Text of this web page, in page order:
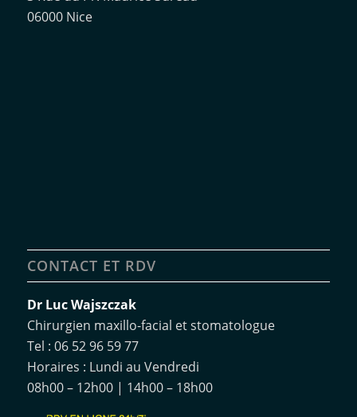
06000 Nice
CONTACT ET RDV
Dr Luc Wajszczak
Chirurgien maxillo-facial et stomatologue
Tel : 06 52 96 59 77
Horaires : Lundi au Vendredi
08h00 – 12h00 | 14h00 – 18h00